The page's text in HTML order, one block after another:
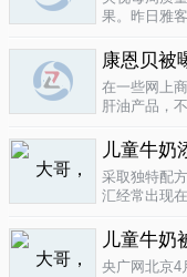
果。昨日雅
生产该产品
产品，雅客
康恩贝被
在一些网上
肝油产品，
孩子服用鱼
品，过量补
儿童牛奶
采取独特配
汇经常出现
示，孩子应
天，重庆晨
儿童牛奶
央广网北京4